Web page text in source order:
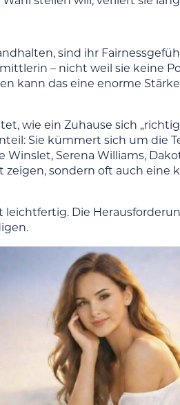
sind ihr
– nicht weil sie keine
kann das eine enorme
wie ein Zuhause sich
Sie kümmert sich um die
Serena Williams,
zeigen, sondern oft auch eine
Die